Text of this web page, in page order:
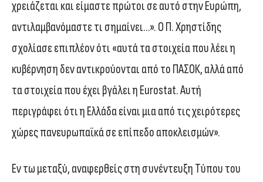
χρειάζεται και είμαστε πρώτοι σε αυτό στην Ευρώπη,
αντιλαμβανόμαστε τι σημαίνει…». Ο Π. Χρηστίδης
σχολίασε επιπλέον ότι «αυτά τα στοιχεία που λέει η
κυβέρνηση δεν αντικρούονται από το ΠΑΣΟΚ, αλλά από
τα στοιχεία που έχει βγάλει η Eurostat. Αυτή
περιγράφει ότι η Ελλάδα είναι μια από τις χειρότερες
χώρες πανευρωπαϊκά σε επίπεδο αποκλεισμών».
Εν τω μεταξύ, αναφερθείς στη συνέντευξη Τύπου του